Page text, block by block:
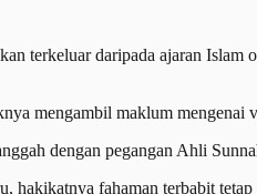
daripada ajaran Islam
mengambil maklum
dengan pegangan Ahli
hakikatnya fahaman terbabit